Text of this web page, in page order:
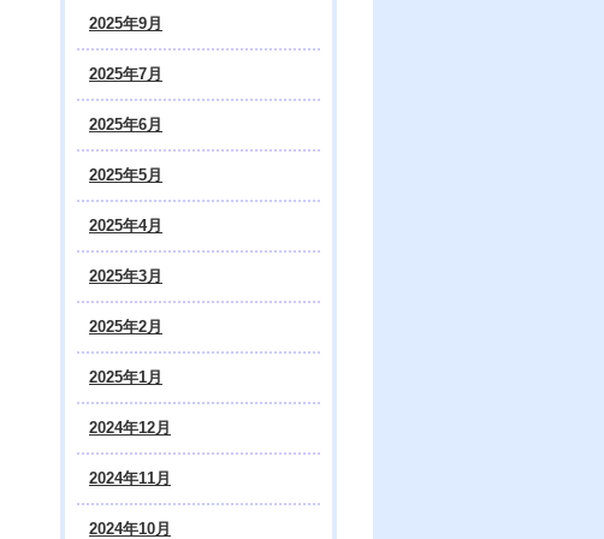
2025年9月
2025年7月
2025年6月
2025年5月
2025年4月
2025年3月
2025年2月
2025年1月
2024年12月
2024年11月
2024年10月